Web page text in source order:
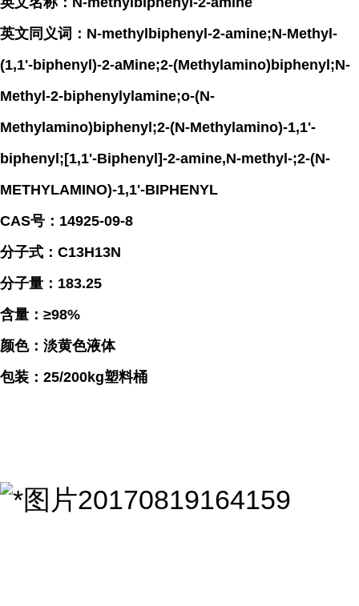
英文同义词：N-methylbiphenyl-2-amine;N-Methyl-
(1,1'-biphenyl)-2-aMine;2-(Methylamino)biphenyl;N-
Methyl-2-biphenylylamine;o-(N-
Methylamino)biphenyl;2-(N-Methylamino)-1,1'-
biphenyl;[1,1'-Biphenyl]-2-amine,N-methyl-;2-(N-
METHYLAMINO)-1,1'-BIPHENYL
CAS号：14925-09-8
分子式：C13H13N
分子量：183.25
含量：≥98%
颜色：淡黄色液体
包装：25/200kg塑料桶